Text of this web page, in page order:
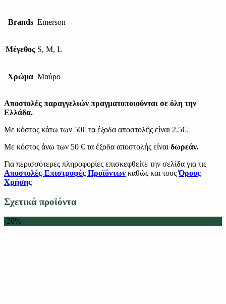
Brands Emerson
Μέγεθος S, M, L
Χρώμα Μαύρο
Αποστολές παραγγελιών πραγματοποιούνται σε όλη την
Ελλάδα.
Με κόστος κάτω των 50€ τα έξοδα αποστολής είναι 2.5€.
Με κόστος άνω των 50 € τα έξοδα αποστολής είναι δωρεάν.
Για περισσότερες πληροφορίες επισκεφθείτε την σελίδα για τις
Αποστολές-Επιστροφές Προϊόντων καθώς και τουςΌρους
Χρήσης
Σχετικά προϊόντα
-20%